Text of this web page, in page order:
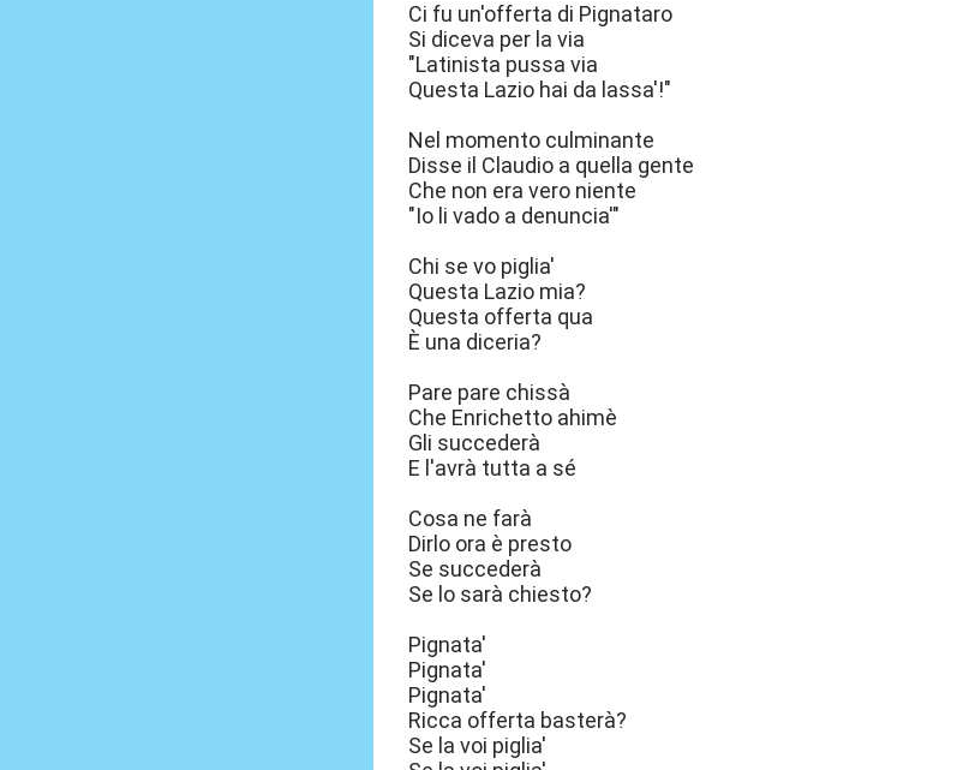
Ci fu un'offerta di Pignataro
Si diceva per la via
"Latinista pussa via
Questa Lazio hai da lassa'!"
Nel momento culminante
Disse il Claudio a quella gente
Che non era vero niente
"Io li vado a denuncia'"
Chi se vo piglia'
Questa Lazio mia?
Questa offerta qua
È una diceria?
Pare pare chissà
Che Enrichetto ahimè
Gli succederà
E l'avrà tutta a sé
Cosa ne farà
Dirlo ora è presto
Se succederà
Se lo sarà chiesto?
Pignata'
Pignata'
Pignata'
Ricca offerta basterà?
Se la voi piglia'